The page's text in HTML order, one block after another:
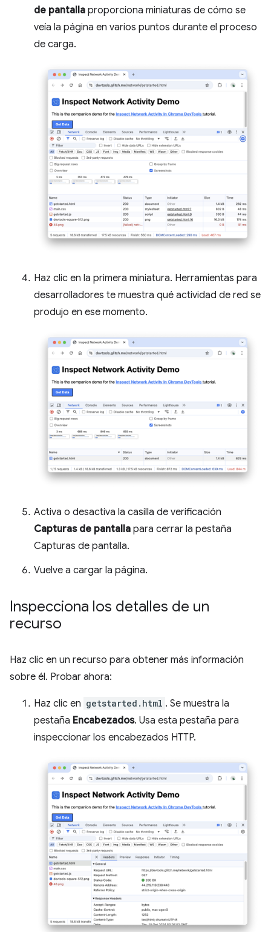
de pantalla proporciona miniaturas de cómo se
veía la página en varios puntos durante el proceso
de carga.
Haz clic en la primera miniatura. Herramientas para
desarrolladores te muestra qué actividad de red se
produjo en ese momento.
Activa o desactiva la casilla de verificación
Capturas de pantalla para cerrar la pestaña
Capturas de pantalla.
Vuelve a cargar la página.
Inspecciona los detalles de un
recurso
Haz clic en un recurso para obtener más información
sobre él. Probar ahora:
Haz clic en getstarted.html . Se muestra la
pestaña Encabezados. Usa esta pestaña para
inspeccionar los encabezados HTTP.